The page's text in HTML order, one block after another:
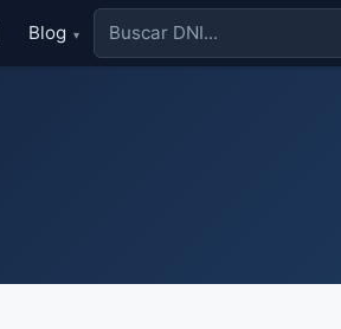
Blog ▾